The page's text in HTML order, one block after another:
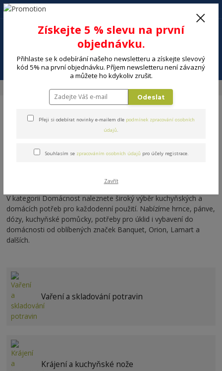
Menu
+420 602 494 600
Domácí potřeby a vybavení do
V kategorii Domácnost naleznete široký výběr kuchyňských a
domácích potřeb pro každodenní použití. Nabízíme hrnce, pánve,
dózy, kuchyňské pomůcky, potřeby pro úklid i vybavení do
domácnosti od oblíbených značek Banquet, Orion, Lamart a
dalších.
Vaření a skladování potravin
Krájení a kuchyňské nože
Získejte 5 % slevu na první
objednávku.
Přihlaste se k odebírání našeho newsletteru a získejte slevový
kód 5% na první objednávku. Příjem newsletteru není závazný
a můžete ho kdykoliv zrušit.
Odeslat
Přeji si odebírat novinky e-mailem dle podmínek zpracování osobních
údajů.
Souhlasím se zpracováním osobních údajů pro účely registrace.
Zavřít